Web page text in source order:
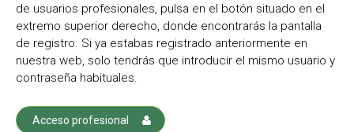
de usuarios profesionales, pulsa en el botón situado en el
extremo superior derecho, donde encontrarás la pantalla
de registro. Si ya estabas registrado anteriormente en
nuestra web, solo tendrás que introducir el mismo usuario y
contraseña habituales.
Acceso profesional